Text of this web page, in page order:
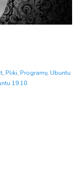
, Pliki, Programy, Ubuntu
19.10